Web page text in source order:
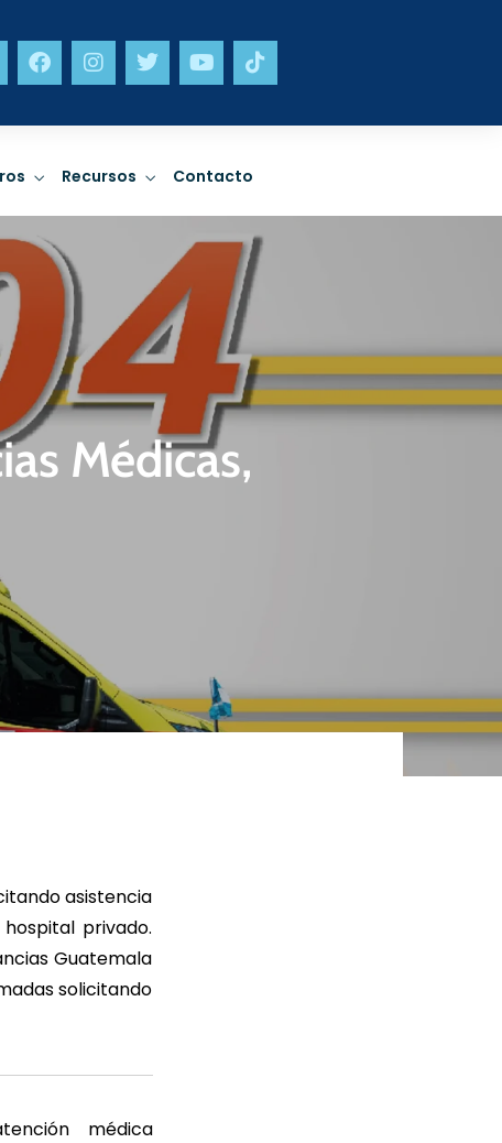
desastres.
Incidencia
LEER MÁS
Recursos Contacto
y gestión
desastres.
MÁS
Incidencia
política pública y
trabajo a nivel sectorial.
LEER MÁS
Médicas,
asistencia
privado.
Guatemala
solicitando
médica